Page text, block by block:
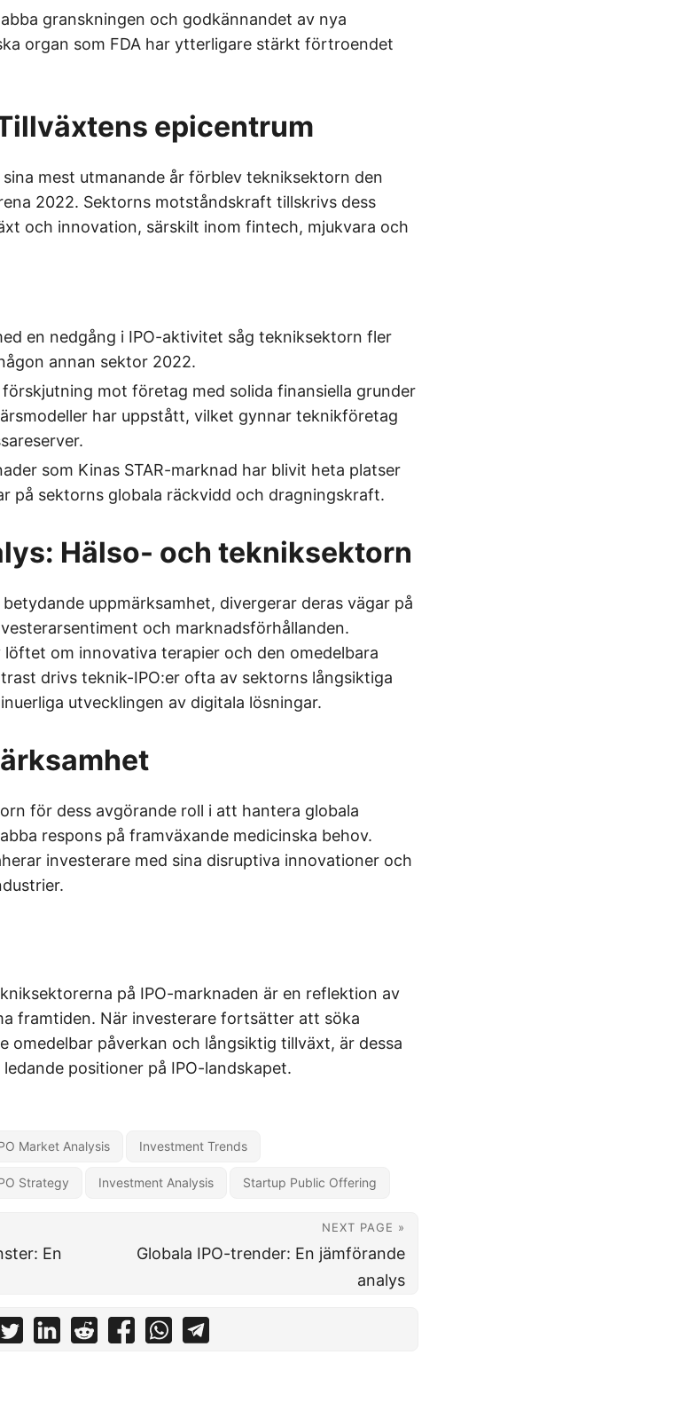
granskningen och godkännandet av nya
organ som FDA har ytterligare stärkt förtroendet
epicentrum
mest utmanande år förblev tekniksektorn den
2022. Sektorns motståndskraft tillskrivs dess
och innovation, särskilt inom fintech, mjukvara och
en nedgång i IPO-aktivitet såg tekniksektorn fler
annan sektor 2022.
förskjutning mot företag med solida finansiella grunder
har uppstått, vilket gynnar teknikföretag
som Kinas STAR-marknad har blivit heta platser
på sektorns globala räckvidd och dragningskraft.
Hälso- och tekniksektorn
uppmärksamhet, divergerar deras vägar på
och marknadsförhållanden.
löftet om innovativa terapier och den omedelbara
drivs teknik-IPO:er ofta av sektorns långsiktiga
utvecklingen av digitala lösningar.
för dess avgörande roll i att hantera globala
respons på framväxande medicinska behov.
investerare med sina disruptiva innovationer och
på IPO-marknaden är en reflektion av
framtiden. När investerare fortsätter att söka
omedelbar påverkan och långsiktig tillväxt, är dessa
positioner på IPO-landskapet.
Market Analysis Investment Trends
Strategy Investment Analysis Startup Public Offering
En
NEXT PAGE »
Globala IPO-trender: En jämförande
analys